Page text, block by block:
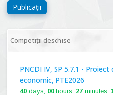
Publicații
Competiții deschise
PNCDI IV, SP 5.7.1 -
economic, PTE2026
40 days, 00 hours, 27 minutes,